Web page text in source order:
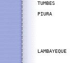
PIURA